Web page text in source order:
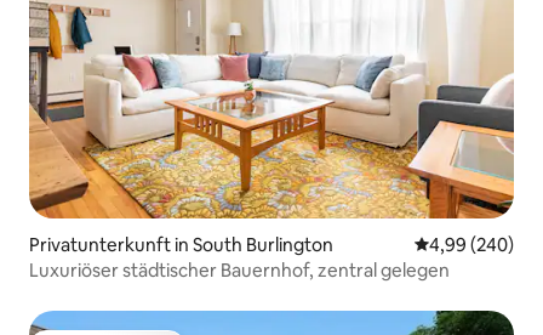
Privatunterkunft in South Burlington
4,99 (240)
Luxuriöser städtischer Bauernhof, zentral gelegen